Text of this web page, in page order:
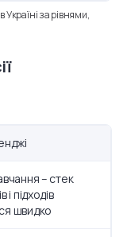
за рівнями,
– стек
і підходів
швидко